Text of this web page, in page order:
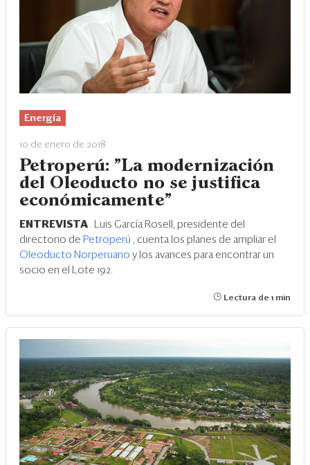
Energía
10 de enero de 2018
Petroperú: "La modernización
del Oleoducto no se justifica
económicamente"
ENTREVISTA
. Luis García Rosell, presidente del
directorio de Petroperú
, cuenta los planes de ampliar el
Oleoducto Norperuano y los avances para encontrar un
socio en el Lote 192.
Lectura de 1 min